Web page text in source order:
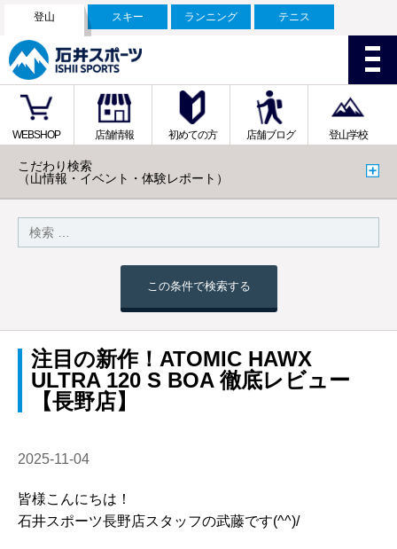
登山 スキー ランニング テニス
WEBSHOP 店舗情報 初めての方 店舗ブログ 登山学校
こだわり検索
（山情報・イベント・体験レポート）
この条件で検索する
注目の新作！ATOMIC HAWX
ULTRA 120 S BOA 徹底レビュー
【長野店】
2025-11-04
皆様こんにちは！
石井スポーツ長野店スタッフの武藤です(^^)/